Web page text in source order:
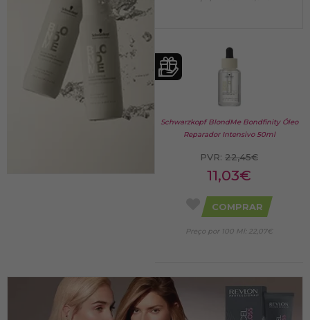
Schwarzkopf BlondMe Bondfinity Óleo
Reparador Intensivo 50ml
PVR: 22,45€
11,03€
COMPRAR
Preço por 100 Ml: 22,07€